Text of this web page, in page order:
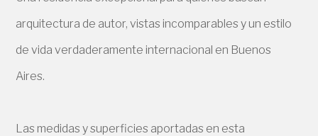
arquitectura de autor, vistas incomparables y un estilo
de vida verdaderamente internacional en Buenos
Aires.
Las medidas y superficies aportadas en esta